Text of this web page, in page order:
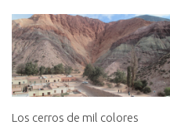
Los cerros de mil colores